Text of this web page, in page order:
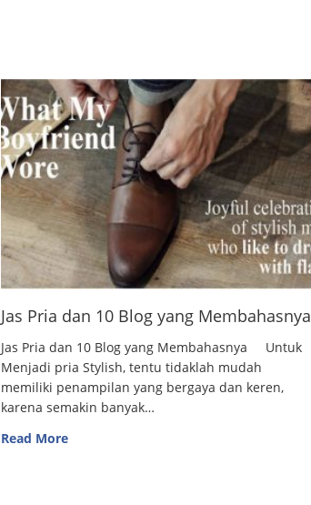
Jas Pria dan 10 Blog yang Membahasnya
Jas Pria dan 10 Blog yang Membahasnya Untuk
Menjadi pria Stylish, tentu tidaklah mudah
memiliki penampilan yang bergaya dan keren,
karena semakin banyak…
Read More